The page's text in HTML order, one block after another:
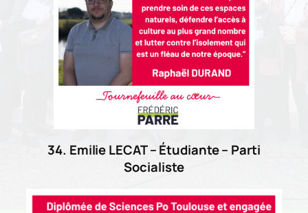
34. Emilie LECAT – Étudiante – Parti
Socialiste